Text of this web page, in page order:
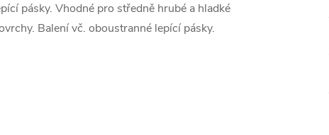
pásky. Vhodné pro středně hrubé a hladké
Balení vč. oboustranné lepící pásky.